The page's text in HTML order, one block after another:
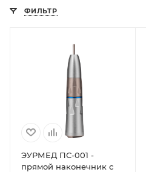
ФИЛЬТР
ЭУРМЕД ПС-001 -
прямой наконечник с